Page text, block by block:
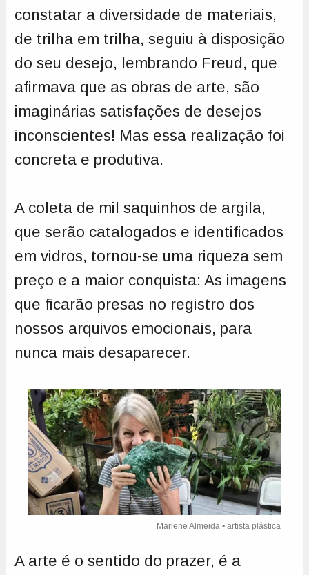
constatar a diversidade de materiais,
de trilha em trilha, seguiu à disposição
do seu desejo, lembrando Freud, que
afirmava que as obras de arte, são
imaginárias satisfações de desejos
inconscientes! Mas essa realização foi
concreta e produtiva.
A coleta de mil saquinhos de argila,
que serão catalogados e identificados
em vidros, tornou-se uma riqueza sem
preço e a maior conquista: As imagens
que ficarão presas no registro dos
nossos arquivos emocionais, para
nunca mais desaparecer.
Marlene Almeida ▪ artista plástica
A arte é o sentido do prazer, é a